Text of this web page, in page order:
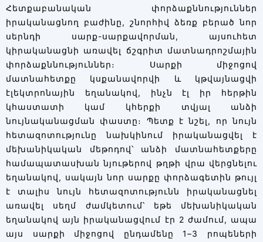
Հետքաբանական փորձաքննություններ
իրականացնող բաժինը, շնորհիվ ձեռք բերած նոր
սերնդի սարք-սարքավորման, այսուհետ
կիրականացնի առավել ճշգրիտ մատնադրոշմային
փորձաքննություններ։ Սարքի միջոցով
մատնահետքը կսքանավորվի և կթվայնացվի
էլեկտրոնային եղանակով, ինչն էլ իր հերթին
կհաստատի կամ կհերքի տվյալ անձի
նույնականացման փաստը։ Պետք է նշել, որ նույն
հետազոտությունը նախկինում իրականացվել է
մեխանիկական մեթոդով՝ անձի մատնահետքերը
համապատասխան նյութերով թղթի վրա վերցնելու
եղանակով, սակայն նոր սարքը փորձագետին թույլ
է տալիս նույն հետազոտությունն իրականացնել
առավել սեղմ ժամկետում՝ եթե մեխանիկական
եղանակով այն իրականացվում էր 2 ժամում, ապա
այս սարքի միջոցով ընդամենը 1–3 րոպեների